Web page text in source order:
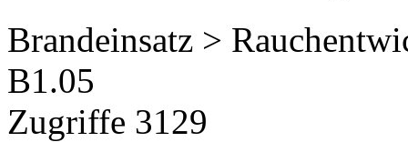
Brandeinsatz >
B1.05
Zugriffe 3129